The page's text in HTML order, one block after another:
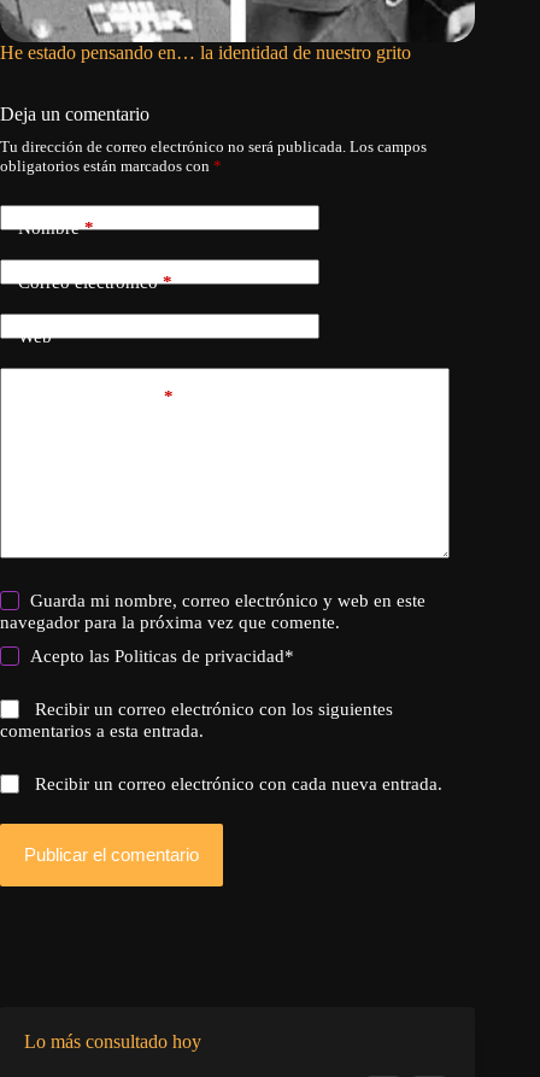
He estado pensando en… la identidad de nuestro grito
Deja un comentario
Tu dirección de correo electrónico no será publicada. Los campos
obligatorios están marcados con *
Nombre*
Correo electrónico*
Web
*
Guarda mi nombre, correo electrónico y web en este
navegador para la próxima vez que comente.
Acepto lasPoliticas de privacidad*
Recibir un correo electrónico con los siguientes
comentarios a esta entrada.
Recibir un correo electrónico con cada nueva entrada.
Publicar el comentario
Lo más consultado hoy